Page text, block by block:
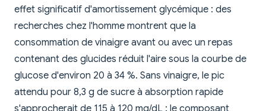
effet significatif d'amortissement glycémique : des
recherches chez l'homme montrent que la
consommation de vinaigre avant ou avec un repas
contenant des glucides réduit l'aire sous la courbe de
glucose d'environ 20 à 34 %. Sans vinaigre, le pic
attendu pour 8,3 g de sucre à absorption rapide